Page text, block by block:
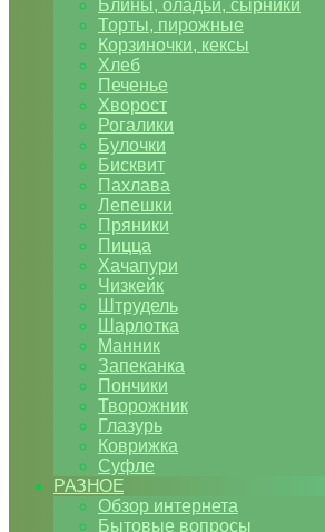
Блины, оладьи, сырники
Торты, пирожные
Корзиночки, кексы
Хлеб
Печенье
Хворост
Рогалики
Булочки
Бисквит
Пахлава
Лепешки
Пряники
Пицца
Хачапури
Чизкейк
Штрудель
Шарлотка
Манник
Запеканка
Пончики
Творожник
Глазурь
Коврижка
Суфле
РАЗНОЕ
Обзор интернета
Бытовые вопросы